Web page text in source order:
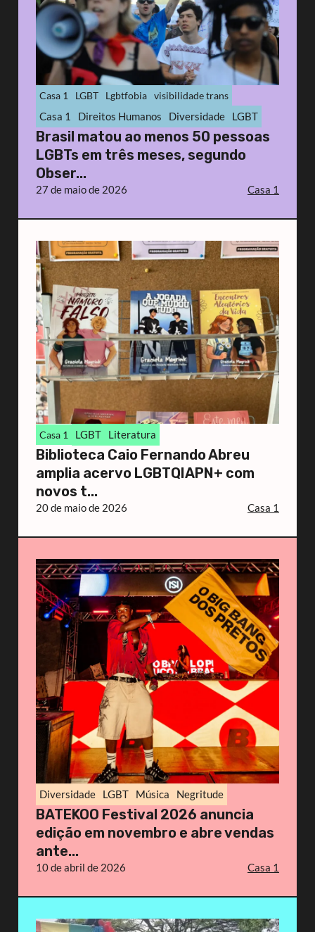
Casa 1 LGBT Lgbtfobia visibilidade trans
Casa 1 Direitos Humanos Diversidade LGBT
Brasil matou ao menos 50 pessoas
LGBTs em três meses, segundo
Obser...
27 de maio de 2026 Casa 1
Casa 1 LGBT Literatura
Biblioteca Caio Fernando Abreu
amplia acervo LGBTQIAPN+ com
novos t...
20 de maio de 2026 Casa 1
Diversidade LGBT Música Negritude
BATEKOO Festival 2026 anuncia
edição em novembro e abre vendas
ante...
10 de abril de 2026 Casa 1